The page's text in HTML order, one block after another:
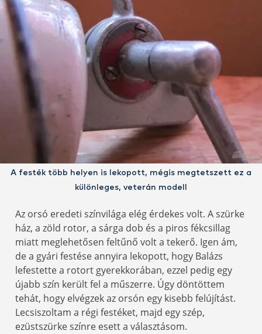
A festék több helyen is lekopott, mégis megtetszett ez a
különleges, veterán modell
Az orsó eredeti színvilága elég érdekes volt. A szürke
ház, a zöld rotor, a sárga dob és a piros fékcsillag
miatt meglehetősen feltűnő volt a tekerő. Igen ám,
de a gyári festése annyira lekopott, hogy Balázs
lefestette a rotort gyerekkorában, ezzel pedig egy
újabb szín került fel a műszerre. Úgy döntöttem
tehát, hogy elvégzek az orsón egy kisebb felújítást.
Lecsiszoltam a régi festéket, majd egy szép,
ezüstszürke színre esett a választásom.